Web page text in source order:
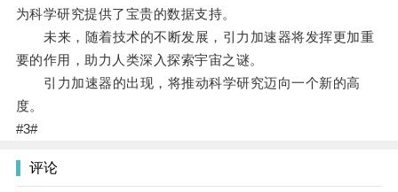
为科学研究提供了宝贵的数据支持。
未来，随着技术的不断发展，引力加速器将发挥更加重
要的作用，助力人类深入探索宇宙之谜。
引力加速器的出现，将推动科学研究迈向一个新的高
度。
#3#
评论